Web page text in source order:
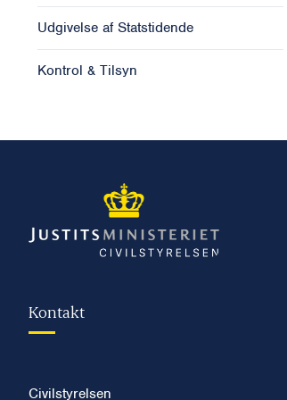
Udgivelse af Statstidende
Kontrol & Tilsyn
Kontakt
Civilstyrelsen